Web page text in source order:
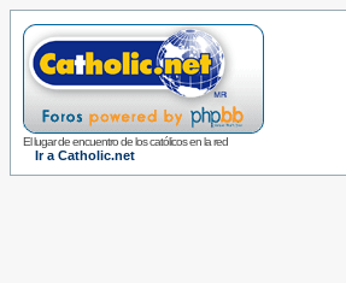
El lugar de encuentro de los católicos en la red
Ir a Catholic.net